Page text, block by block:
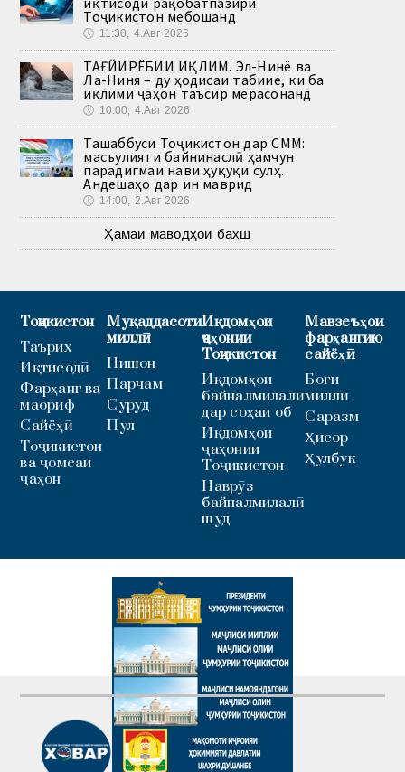
Тоҷикистон мебошанд
🕔 11:30, 4.Авг 2026
ТАҒЙИРЁБИИ ИҚЛИМ. Эл-Нинё ва
Ла-Ниня – ду ҳодисаи табиие, ки ба
иқлими ҷаҳон таъсир мерасонанд
🕔 10:00, 4.Авг 2026
Ташаббуси Тоҷикистон дар СММ:
масъулияти байнинаслӣ ҳамчун
парадигмаи нави ҳуқуқи сулҳ.
Андешаҳо дар ин маврид
🕔 14:00, 2.Авг 2026
Ҳамаи маводҳои бахш
Тоҷикистон
Таърих
Иқтисодӣ
Фарҳанг ва
маориф
Сайёҳӣ
Тоҷикистон
ва ҷомеаи
ҷаҳон
Муқаддасоти
миллӣ
Нишон
Парчам
Суруд
Пул
Иқдомҳои
ҷаҳонии
Тоҷикистон
Иқдомҳои
байналмилалӣ
дар соҳаи об
Иқдомҳои
ҷаҳонии
Тоҷикистон
Наврӯз
байналмилалӣ
шуд
Мавзеъҳои
фарҳангию
сайёҳӣ
Боғи
миллӣ
Саразм
Ҳисор
Ҳулбук